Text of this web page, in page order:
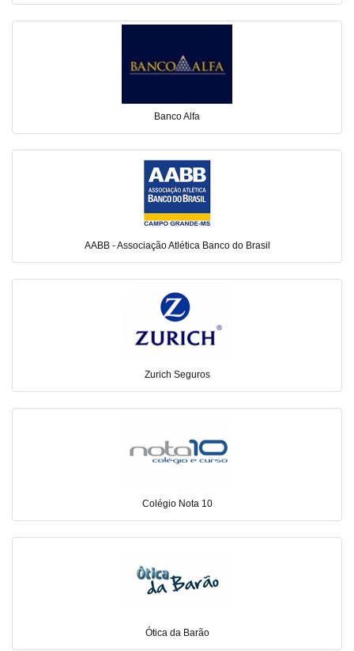
Banco Alfa
AABB - Associação Atlética Banco do Brasil
Zurich Seguros
Colégio Nota 10
Ótica da Barão